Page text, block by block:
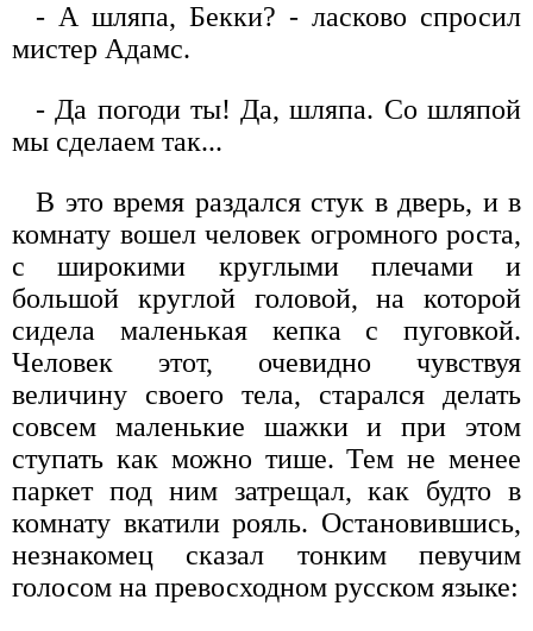
- А шляпа, Бекки? - ласково спросил
мистер Адамс.
- Да погоди ты! Да, шляпа. Со шляпой
мы сделаем так...
В это время раздался стук в дверь, и в
комнату вошел человек огромного роста,
с широкими круглыми плечами и
большой круглой головой, на которой
сидела маленькая кепка с пуговкой.
Человек этот, очевидно чувствуя
величину своего тела, старался делать
совсем маленькие шажки и при этом
ступать как можно тише. Тем не менее
паркет под ним затрещал, как будто в
комнату вкатили рояль. Остановившись,
незнакомец сказал тонким певучим
голосом на превосходном русском языке: